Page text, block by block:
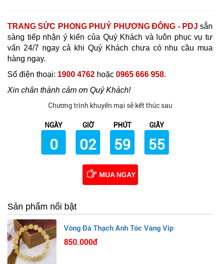
TRANG SỨC PHONG PHUỶ PHƯƠNG ĐÔNG - PDJ sẵn
sàng tiếp nhận ý kiến của Quý Khách và luôn phục vụ tư
vấn 24/7 ngay cả khi Quý Khách chưa có nhu cầu mua
hàng ngay.
Số điện thoại: 1900 4762 hoặc 0965 666 958.
Xin chân thành cảm ơn Quý Khách!
Chương trình khuyến mại sẽ kết thúc sau
NGÀY
0
GIỜ
02
PHÚT
59
GIÂY
53
MUA NGAY
Sản phẩm nổi bật
Vòng Đá Thạch Anh Tóc Vàng Vip
850.000đ